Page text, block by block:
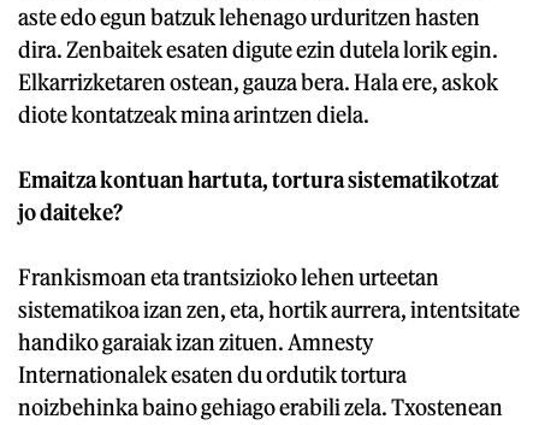
aste edo egun batzuk lehenago urduritzen hasten
dira. Zenbaitek esaten digute ezin dutela lorik egin.
Elkarrizketaren ostean, gauza bera. Hala ere, askok
diote kontatzeak mina arintzen diela.
Emaitza kontuan hartuta, tortura sistematikotzat
jo daiteke?
Frankismoan eta trantsizioko lehen urteetan
sistematikoa izan zen, eta, hortik aurrera, intentsitate
handiko garaiak izan zituen. Amnesty
Internationalek esaten du ordutik tortura
noizbehinka baino gehiago erabili zela. Txostenean